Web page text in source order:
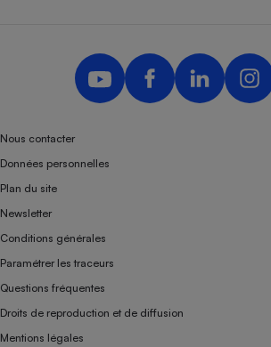
Nous contacter
Données personnelles
Plan du site
Newsletter
Conditions générales
Paramétrer les traceurs
Questions fréquentes
Droits de reproduction et de diffusion
Mentions légales